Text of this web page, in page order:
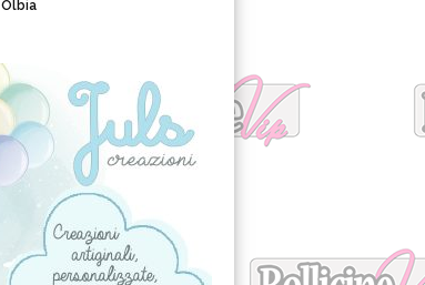
Olbia